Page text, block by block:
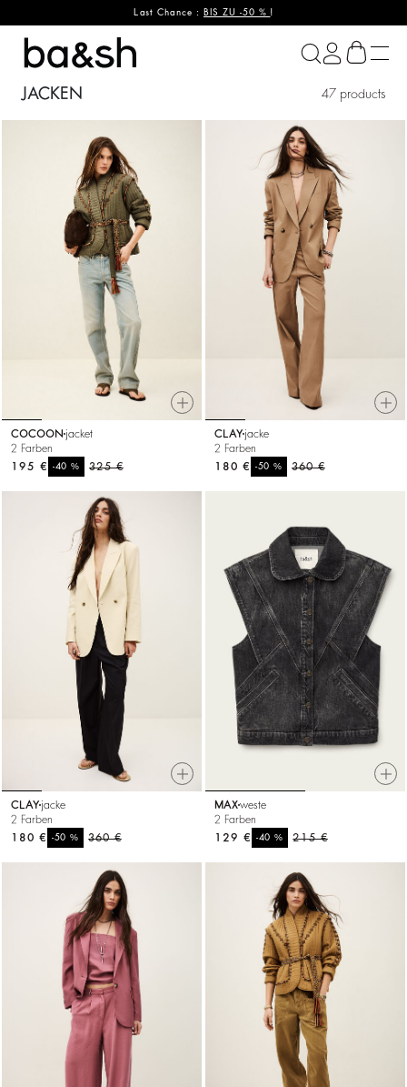
Last Chance : BIS ZU -50 % !
ba&sh
JACKEN 47 products
COCOON jacket
2 Farben
325 €
-40%
195 €
CLAY jacke
2 Farben
360 €
-50%
180 €
CLAY jacke
2 Farben
360 €
-50%
180 €
MAXweste
2 Farben
215 €
-40%
129 €